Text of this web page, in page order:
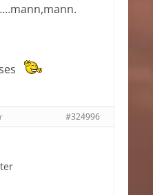
#324996